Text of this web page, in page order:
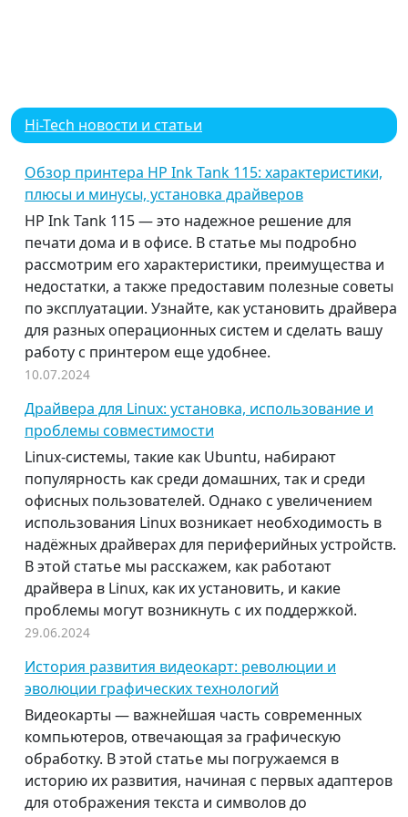
Hi-Tech новости и статьи
Обзор принтера HP Ink Tank 115: характеристики,
плюсы и минусы, установка драйверов
HP Ink Tank 115 — это надежное решение для
печати дома и в офисе. В статье мы подробно
рассмотрим его характеристики, преимущества и
недостатки, а также предоставим полезные советы
по эксплуатации. Узнайте, как установить драйвера
для разных операционных систем и сделать вашу
работу с принтером еще удобнее.
10.07.2024
Драйвера для Linux: установка, использование и
проблемы совместимости
Linux-системы, такие как Ubuntu, набирают
популярность как среди домашних, так и среди
офисных пользователей. Однако с увеличением
использования Linux возникает необходимость в
надёжных драйверах для периферийных устройств.
В этой статье мы расскажем, как работают
драйвера в Linux, как их установить, и какие
проблемы могут возникнуть с их поддержкой.
29.06.2024
История развития видеокарт: революции и
эволюции графических технологий
Видеокарты — важнейшая часть современных
компьютеров, отвечающая за графическую
обработку. В этой статье мы погружаемся в
историю их развития, начиная с первых адаптеров
для отображения текста и символов до